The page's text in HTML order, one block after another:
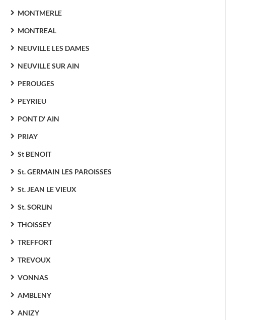
MONTMERLE
MONTREAL
NEUVILLE LES DAMES
NEUVILLE SUR AIN
PEROUGES
PEYRIEU
PONT D' AIN
PRIAY
St BENOIT
St. GERMAIN LES PAROISSES
St. JEAN LE VIEUX
St. SORLIN
THOISSEY
TREFFORT
TREVOUX
VONNAS
AMBLENY
ANIZY